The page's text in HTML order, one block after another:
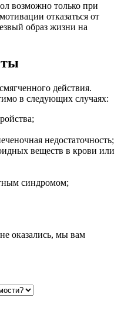
возможно только при
отказаться от
образ жизни на
действия.
в следующих случаях:
недостаточность;
веществ в крови или
синдромом;
оказались, мы вам